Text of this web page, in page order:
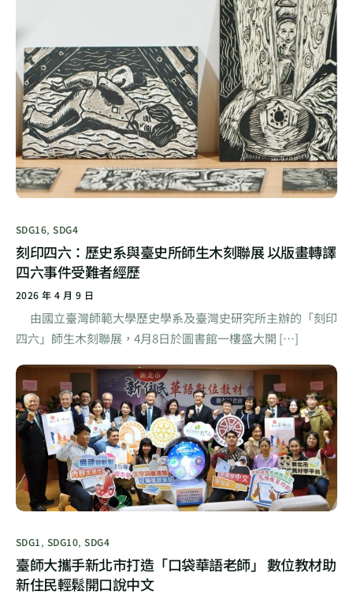
SDG16,SDG4
刻印四六：歷史系與臺史所師生木刻聯展 以版畫轉譯
四六事件受難者經歷
2026 年 4 月 9 日
由國立臺灣師範大學歷史學系及臺灣史研究所主辦的「刻印
四六」師生木刻聯展，4月8日於圖書館一樓盛大開 […]
SDG1, SDG10,SDG4
臺師大攜手新北市打造「口袋華語老師」 數位教材助
新住民輕鬆開口說中文